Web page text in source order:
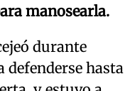
manosearla.
durante
hasta